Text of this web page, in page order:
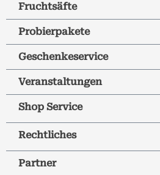
Fruchtsäfte
Probierpakete
Geschenkeservice
Veranstaltungen
Shop Service
Rechtliches
Partner